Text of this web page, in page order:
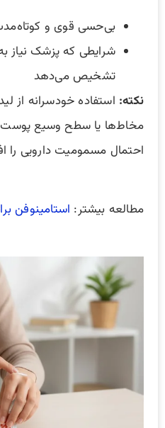
بی‌حسی قوی و
شرایطی که پزشک نیاز
تشخیص می‌دهد
نکته:
مخاط‌ها یا سطح وسیع
احتمال مسمومیت دارویی را
مطالعه بیشتر: استامینوفن